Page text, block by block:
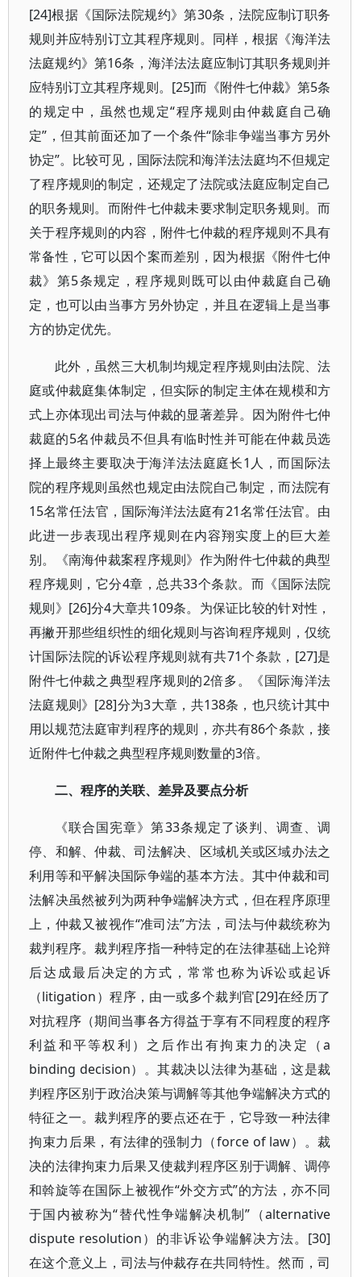
[24]根据《国际法院规约》第30条，法院应制订职务
规则并应特别订立其程序规则。同样，根据《海洋法
法庭规约》第16条，海洋法法庭应制订其职务规则并
应特别订立其程序规则。[25]而《附件七仲裁》第5条
的规定中，虽然也规定“程序规则由仲裁庭自己确
定”，但其前面还加了一个条件“除非争端当事方另外
协定”。比较可见，国际法院和海洋法法庭均不但规定
了程序规则的制定，还规定了法院或法庭应制定自己
的职务规则。而附件七仲裁未要求制定职务规则。而
关于程序规则的内容，附件七仲裁的程序规则不具有
常备性，它可以因个案而差别，因为根据《附件七仲
裁》第5条规定，程序规则既可以由仲裁庭自己确
定，也可以由当事方另外协定，并且在逻辑上是当事
方的协定优先。
此外，虽然三大机制均规定程序规则由法院、法
庭或仲裁庭集体制定，但实际的制定主体在规模和方
式上亦体现出司法与仲裁的显著差异。因为附件七仲
裁庭的5名仲裁员不但具有临时性并可能在仲裁员选
择上最终主要取决于海洋法法庭庭长1人，而国际法
院的程序规则虽然也规定由法院自己制定，而法院有
15名常任法官，国际海洋法法庭有21名常任法官。由
此进一步表现出程序规则在内容翔实度上的巨大差
别。《南海仲裁案程序规则》作为附件七仲裁的典型
程序规则，它分4章，总共33个条款。而《国际法院
规则》[26]分4大章共109条。为保证比较的针对性，
再撇开那些组织性的细化规则与咨询程序规则，仅统
计国际法院的诉讼程序规则就有共71个条款，[27]是
附件七仲裁之典型程序规则的2倍多。《国际海洋法
法庭规则》[28]分为3大章，共138条，也只统计其中
用以规范法庭审判程序的规则，亦共有86个条款，接
近附件七仲裁之典型程序规则数量的3倍。
二、程序的关联、差异及要点分析
《联合国宪章》第33条规定了谈判、调查、调
停、和解、仲裁、司法解决、区域机关或区域办法之
利用等和平解决国际争端的基本方法。其中仲裁和司
法解决虽然被列为两种争端解决方式，但在程序原理
上，仲裁又被视作“准司法”方法，司法与仲裁统称为
裁判程序。裁判程序指一种特定的在法律基础上论辩
后达成最后决定的方式，常常也称为诉讼或起诉
（litigation）程序，由一或多个裁判官[29]在经历了
对抗程序（期间当事各方得益于享有不同程度的程序
利益和平等权利）之后作出有拘束力的决定（a
binding decision）。其裁决以法律为基础，这是裁
判程序区别于政治决策与调解等其他争端解决方式的
特征之一。裁判程序的要点还在于，它导致一种法律
拘束力后果，有法律的强制力（force of law）。裁
决的法律拘束力后果又使裁判程序区别于调解、调停
和斡旋等在国际上被视作“外交方式”的方法，亦不同
于国内被称为“替代性争端解决机制”（alternative
dispute resolution）的非诉讼争端解决方法。[30]
在这个意义上，司法与仲裁存在共同特性。然而，司